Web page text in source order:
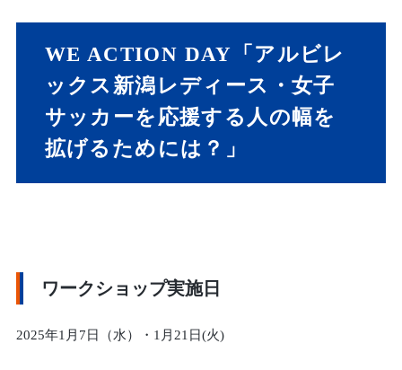
WE ACTION DAY「アルビレ
ックス新潟レディース・女子
サッカーを応援する人の幅を
拡げるためには？」
ワークショップ実施日
2025年1月7日（水）・1月21日(火)